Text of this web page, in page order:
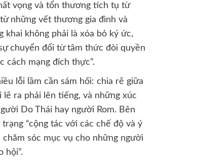
vọng và tổn thương tích tụ từ
những vết thương gia đình và
khai không phải là xóa bỏ ký ức,
chuyển đổi từ tâm thức đòi quyền
cách mạng đích thực”.
lỗi lầm cần sám hối: chia rẽ giữa
lẽ ra phải lên tiếng, và những xúc
Do Thái hay người Rom. Bên
“cộng tác với các chế độ và ý
sóc mục vụ cho những người
hội”.